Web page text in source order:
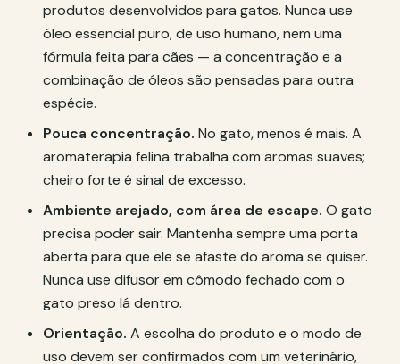
produtos desenvolvidos para gatos. Nunca use
óleo essencial puro, de uso humano, nem uma
fórmula feita para cães — a concentração e a
combinação de óleos são pensadas para outra
espécie.
Pouca concentração. No gato, menos é mais. A
aromaterapia felina trabalha com aromas suaves;
cheiro forte é sinal de excesso.
Ambiente arejado, com área de escape. O gato
precisa poder sair. Mantenha sempre uma porta
aberta para que ele se afaste do aroma se quiser.
Nunca use difusor em cômodo fechado com o
gato preso lá dentro.
Orientação. A escolha do produto e o modo de
uso devem ser confirmados com um veterinário,